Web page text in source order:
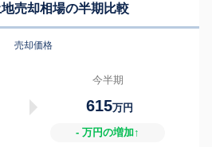
売却相場の半期比較
売却価格
今半期
615万円
- 万円の増加↑